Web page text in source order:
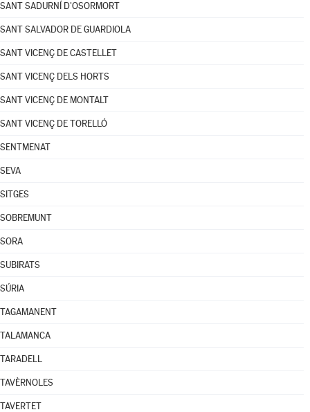
SANT SADURNÍ D'OSORMORT
SANT SALVADOR DE GUARDIOLA
SANT VICENÇ DE CASTELLET
SANT VICENÇ DELS HORTS
SANT VICENÇ DE MONTALT
SANT VICENÇ DE TORELLÓ
SENTMENAT
SEVA
SITGES
SOBREMUNT
SORA
SUBIRATS
SÚRIA
TAGAMANENT
TALAMANCA
TARADELL
TAVÈRNOLES
TAVERTET